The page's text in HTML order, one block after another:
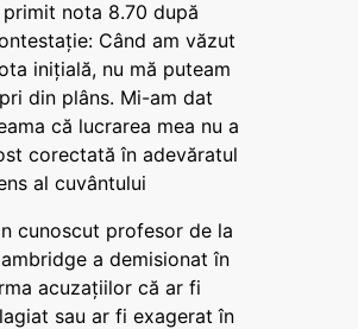
primit nota 8.70 după
Când am văzut
inițială, nu mă puteam
din plâns. Mi-am dat
că lucrarea mea nu a
corectată în adevăratul
al cuvântului
cunoscut profesor de la
a demisionat în
acuzațiilor că ar fi
sau ar fi exagerat în